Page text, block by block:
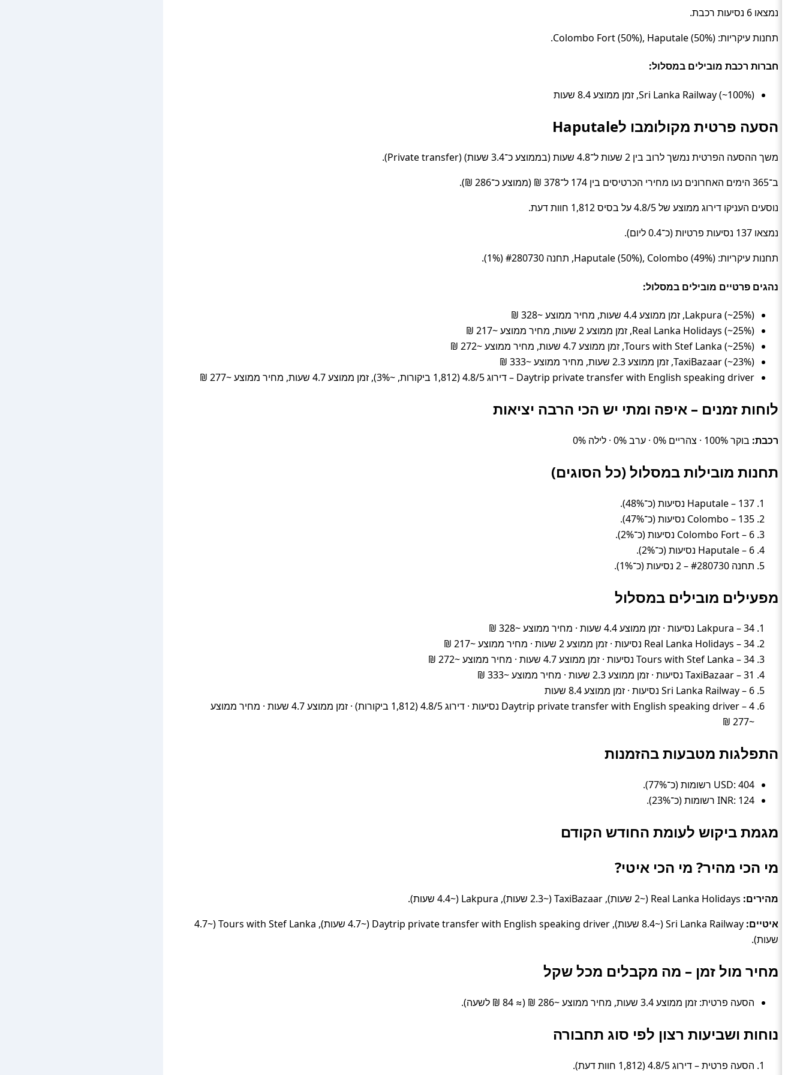
נמצאו 6 נסיעות רכבת.
תחנות עיקריות: Colombo Fort (50%), Haputale (50%).
חברות רכבת מובילים במסלול:
Sri Lanka Railway (~100%), זמן ממוצע 8.4 שעות
הסעה פרטית מקולומבו לHaputale
משך ההסעה הפרטית נמשך לרוב בין 2 שעות ל־4.8 שעות (בממוצע כ־3.4 שעות) (Private transfer).
ב־365 הימים האחרונים נעו מחירי הכרטיסים בין 174 ל־378 ₪ (ממוצע כ־286 ₪).
נוסעים העניקו דירוג ממוצע של 4.8/5 על בסיס 1,812 חוות דעת.
נמצאו 137 נסיעות פרטיות (כ־0.4 ליום).
תחנות עיקריות: Haputale (50%), Colombo (49%), תחנה #280730 (1%).
נהגים פרטיים מובילים במסלול:
Lakpura (~25%), זמן ממוצע 4.4 שעות, מחיר ממוצע ~328 ₪
Real Lanka Holidays (~25%), זמן ממוצע 2 שעות, מחיר ממוצע ~217 ₪
Tours with Stef Lanka (~25%), זמן ממוצע 4.7 שעות, מחיר ממוצע ~272 ₪
TaxiBazaar (~23%), זמן ממוצע 2.3 שעות, מחיר ממוצע ~333 ₪
Daytrip private transfer with English speaking driver – דירוג 4.8/5 (1,812 ביקורות, ~3%), זמן ממוצע 4.7 שעות, מחיר ממוצע ~277 ₪
לוחות זמנים – איפה ומתי יש הכי הרבה יציאות
רכבת: בוקר 100% · צהריים 0% · ערב 0% · לילה 0%
תחנות מובילות במסלול (כל הסוגים)
Haputale – 137 נסיעות (כ־48%).
Colombo – 135 נסיעות (כ־47%).
Colombo Fort – 6 נסיעות (כ־2%).
Haputale – 6 נסיעות (כ־2%).
תחנה #280730 – 2 נסיעות (כ־1%).
מפעילים מובילים במסלול
Lakpura – 34 נסיעות · זמן ממוצע 4.4 שעות · מחיר ממוצע ~328 ₪
Real Lanka Holidays – 34 נסיעות · זמן ממוצע 2 שעות · מחיר ממוצע ~217 ₪
Tours with Stef Lanka – 34 נסיעות · זמן ממוצע 4.7 שעות · מחיר ממוצע ~272 ₪
TaxiBazaar – 31 נסיעות · זמן ממוצע 2.3 שעות · מחיר ממוצע ~333 ₪
Sri Lanka Railway – 6 נסיעות · זמן ממוצע 8.4 שעות
Daytrip private transfer with English speaking driver – 4 נסיעות · דירוג 4.8/5 (1,812 ביקורות) · זמן ממוצע 4.7 שעות · מחיר ממוצע
~277 ₪
התפלגות מטבעות בהזמנות
USD: 404 רשומות (כ־77%).
INR: 124 רשומות (כ־23%).
מגמת ביקוש לעומת החודש הקודם
מי הכי מהיר? מי הכי איטי?
מהירים:
איטיים:
Sri Lanka Railway (~8.4 שעות), Daytrip private transfer with English speaking driver (~4.7 שעות), Tours with Stef Lanka (~4.7
שעות).
מחיר מול זמן – מה מקבלים מכל שקל
הסעה פרטית: זמן ממוצע 3.4 שעות, מחיר ממוצע ~286 ₪ (≈ 84 ₪ לשעה).
נוחות ושביעות רצון לפי סוג תחבורה
הסעה פרטית – דירוג 4.8/5 (1,812 חוות דעת).